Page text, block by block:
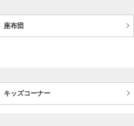
座布団
キッズコーナー